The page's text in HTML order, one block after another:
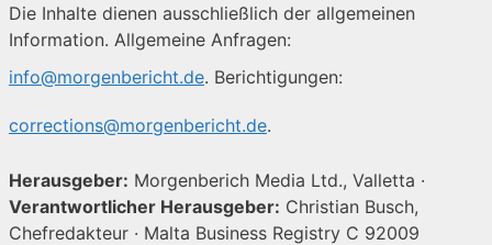
Die Inhalte dienen ausschließlich der allgemeinen
Information. Allgemeine Anfragen:
info@morgenbericht.de. Berichtigungen:
corrections@morgenbericht.de.
Herausgeber: Morgenberich Media Ltd., Valletta ·
Verantwortlicher Herausgeber: Christian Busch,
Chefredakteur · Malta Business Registry C 92009